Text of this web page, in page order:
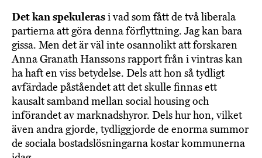
Det kan spekulerasi vad som fått de två liberala
partierna att göra denna förflyttning. Jag kan bara
gissa. Men det är väl inte osannolikt att forskaren
Anna Granath Hanssons rapport från i vintras kan
ha haft en viss betydelse. Dels att hon så tydligt
avfärdade påståendet att det skulle finnas ett
kausalt samband mellan social housing och
införandet av marknadshyror. Dels hur hon, vilket
även andra gjorde, tydliggjorde de enorma summor
de sociala bostadslösningarna kostar kommunerna